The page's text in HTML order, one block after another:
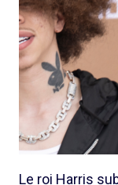
Le roi Harris